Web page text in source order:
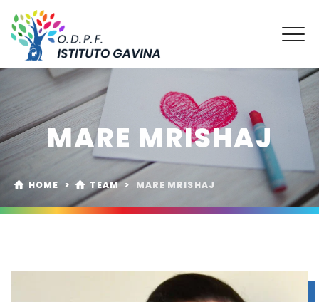
MARE MRISHAJ
HOME > TEAM > MARE MRISHAJ